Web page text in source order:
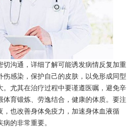
切沟通，详细了解可能诱发病情反复加重
伤感染，保护自己的皮肤，以免形成同型
。尤其在治疗过程中要谨遵医嘱，避免辛
体育锻炼、劳逸结合，健康的体质。要注
，也改善身体免疫力，加速身体血液循
的非常重要。